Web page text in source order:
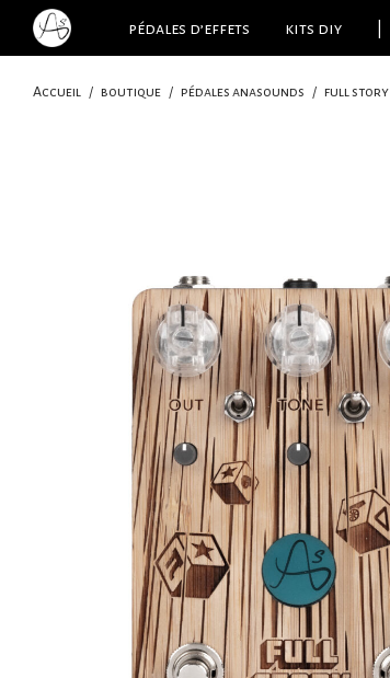
pédales d’effets kits diy
Accueil / boutique / pédales anasounds / full story